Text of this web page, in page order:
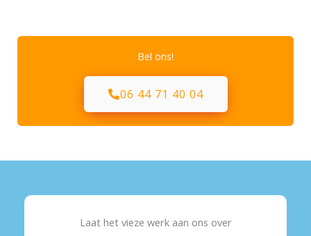
Bel ons!
06 44 71 40 04
Laat het vieze werk aan ons over